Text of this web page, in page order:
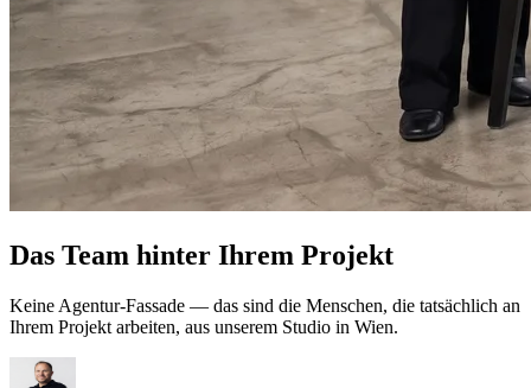
Das Team hinter Ihrem Projekt
Keine Agentur-Fassade — das sind die Menschen, die tatsächlich an
Ihrem Projekt arbeiten, aus unserem Studio in Wien.